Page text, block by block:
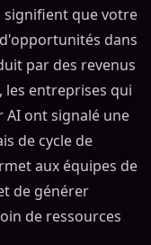
signifient que votre
dans
par des revenus
les entreprises qui
AI ont signalé une
de cycle de
aux équipes de
de générer
de ressources